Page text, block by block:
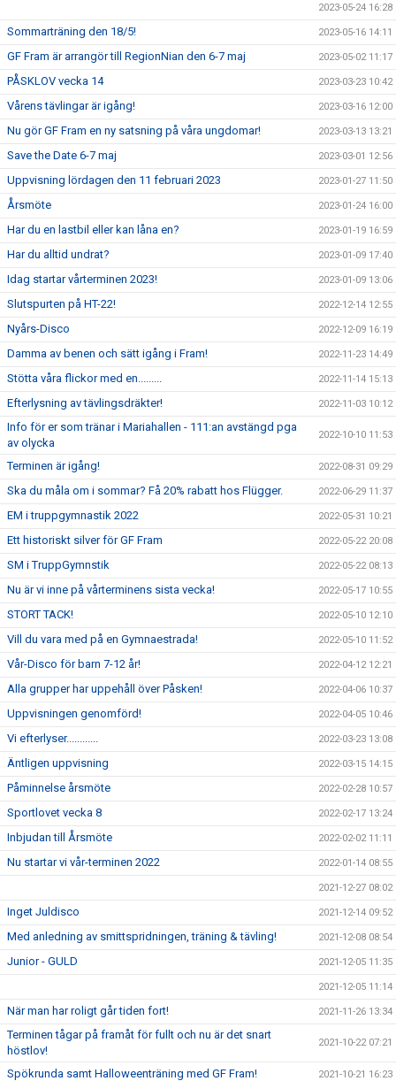
2023-05-24 16:28
Sommarträning den 18/5! 2023-05-16 14:11
GF Fram är arrangör till RegionNian den 6-7 maj 2023-05-02 11:17
PÅSKLOV vecka 14 2023-03-23 10:42
Vårens tävlingar är igång! 2023-03-16 12:00
Nu gör GF Fram en ny satsning på våra ungdomar! 2023-03-13 13:21
Save the Date 6-7 maj 2023-03-01 12:56
Uppvisning lördagen den 11 februari 2023 2023-01-27 11:50
Årsmöte 2023-01-24 16:00
Har du en lastbil eller kan låna en? 2023-01-19 16:59
Har du alltid undrat? 2023-01-09 17:40
Idag startar vårterminen 2023! 2023-01-09 13:06
Slutspurten på HT-22! 2022-12-14 12:55
Nyårs-Disco 2022-12-09 16:19
Damma av benen och sätt igång i Fram! 2022-11-23 14:49
Stötta våra flickor med en......... 2022-11-14 15:13
Efterlysning av tävlingsdräkter! 2022-11-03 10:12
Info för er som tränar i Mariahallen - 111:an avstängd pga
av olycka
2022-10-10 11:53
Terminen är igång! 2022-08-31 09:29
Ska du måla om i sommar? Få 20% rabatt hos Flügger. 2022-06-29 11:37
EM i truppgymnastik 2022 2022-05-31 10:21
Ett historiskt silver för GF Fram 2022-05-22 20:08
SM i TruppGymnstik 2022-05-22 08:13
Nu är vi inne på vårterminens sista vecka! 2022-05-17 10:55
STORT TACK! 2022-05-10 12:10
Vill du vara med på en Gymnaestrada! 2022-05-10 11:52
Vår-Disco för barn 7-12 år! 2022-04-12 12:21
Alla grupper har uppehåll över Påsken! 2022-04-06 10:37
Uppvisningen genomförd! 2022-04-05 10:46
Vi efterlyser............ 2022-03-23 13:08
Äntligen uppvisning 2022-03-15 14:15
Påminnelse årsmöte 2022-02-28 10:57
Sportlovet vecka 8 2022-02-17 13:24
Inbjudan till Årsmöte 2022-02-02 11:11
Nu startar vi vår-terminen 2022 2022-01-14 08:55
2021-12-27 08:02
Inget Juldisco 2021-12-14 09:52
Med anledning av smittspridningen, träning & tävling! 2021-12-08 08:54
Junior - GULD 2021-12-05 11:35
2021-12-05 11:14
När man har roligt går tiden fort! 2021-11-26 13:34
Terminen tågar på framåt för fullt och nu är det snart
höstlov!
2021-10-22 07:21
Spökrunda samt Halloweenträning med GF Fram! 2021-10-21 16:23